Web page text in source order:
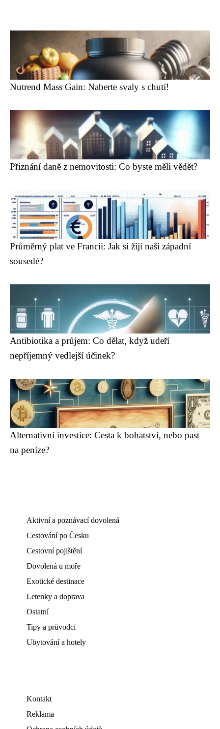
Nutrend Mass Gain: Naberte svaly s chutí!
Přiznání daně z nemovitosti: Co byste měli vědět?
Průměrný plat ve Francii: Jak si žijí naši západní
sousedé?
Antibiotika a průjem: Co dělat, když udeří
nepříjemný vedlejší účinek?
Alternativní investice: Cesta k bohatství, nebo past
na peníze?
Aktivní a poznávací dovolená
Cestování po Česku
Cestovní pojištění
Dovolená u moře
Exotické destinace
Letenky a doprava
Ostatní
Tipy a průvodci
Ubytování a hotely
Kontakt
Reklama